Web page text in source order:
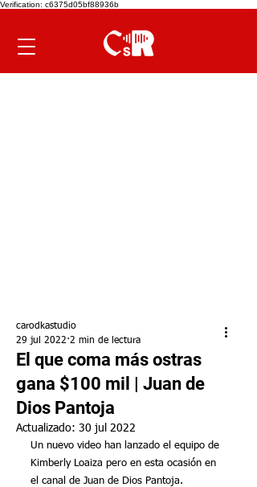
Verification: c6375d05bf88936b
El que coma más ostras
gana $100 mil | Juan de
Dios Pantoja
carodkastudio
29 jul 2022 2 min de lectura
Actualizado: 30 jul 2022
Un nuevo video han lanzado el equipo de
Kimberly Loaiza pero en esta ocasión en
el canal de Juan de Dios Pantoja.